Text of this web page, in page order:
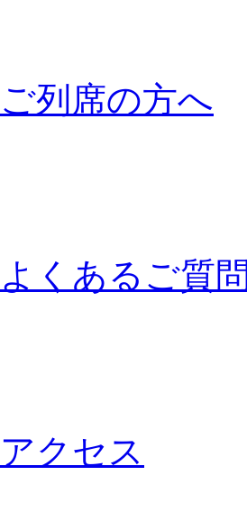
ご列席の方へ
よくあるご質問
アクセス